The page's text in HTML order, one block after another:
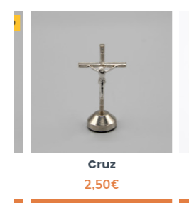
Cruz
2,50€